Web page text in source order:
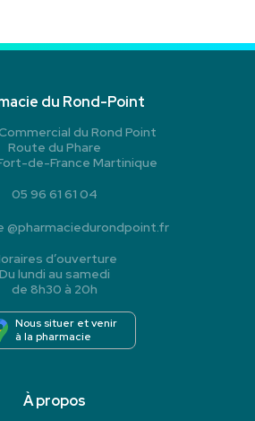
du Rond-Point
du Rond Point
Route du Phare
de-France Martinique
05 96 61 61 04
@pharmaciedurondpoint.fr
d’ouverture
Du lundi au samedi
de 8h30 à 20h
Nous situer et venir
à la pharmacie
À propos